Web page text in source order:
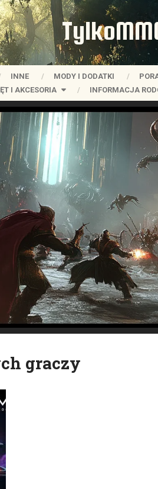
INNE MODY I DODATKI
I AKCESORIA INFORMACJA
graczy